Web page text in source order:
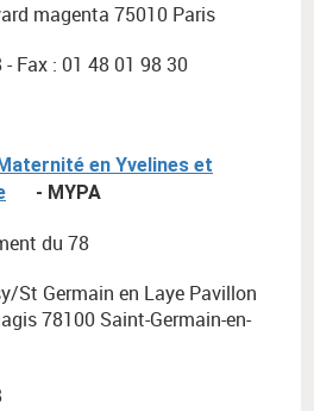
magenta 75010 Paris
Fax : 01 48 01 98 30
en Yvelines et
- MYPA
du 78
St Germain en Laye Pavillon
78100 Saint-Germain-en-